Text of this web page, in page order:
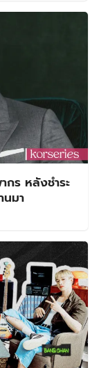
กร หลังชำระ
นมา